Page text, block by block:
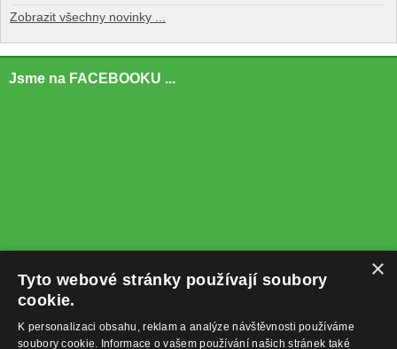
Zobrazit všechny novinky ...
Jsme na FACEBOOKU ...
×
Tyto webové stránky používají soubory
cookie.
K personalizaci obsahu, reklam a analýze návštěvnosti používáme
soubory cookie. Informace o vašem používání našich stránek také